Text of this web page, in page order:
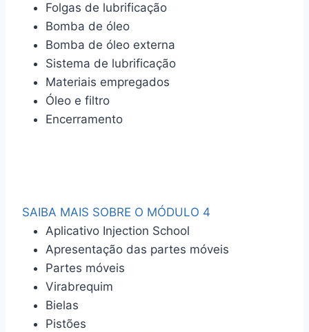
Folgas de lubrificação
Bomba de óleo
Bomba de óleo externa
Sistema de lubrificação
Materiais empregados
Óleo e filtro
Encerramento
SAIBA MAIS SOBRE O MÓDULO 4
Aplicativo Injection School
Apresentação das partes móveis
Partes móveis
Virabrequim
Bielas
Pistões